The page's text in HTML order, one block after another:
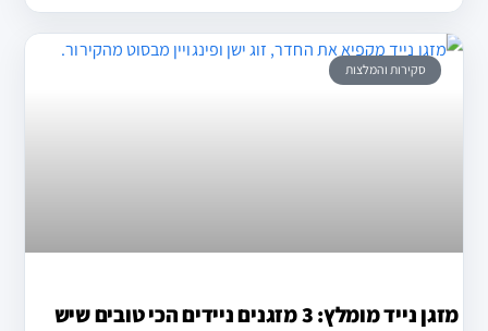
סקירות והמלצות
מזגן נייד מומלץ: 3 מזגנים ניידים הכי טובים שיש